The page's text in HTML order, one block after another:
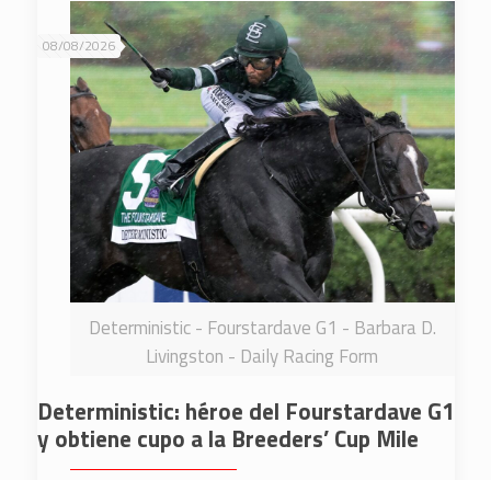
Deterministic - Fourstardave G1 - Barbara D.
Livingston - Daily Racing Form
08/08/2026
Deterministic: héroe del Fourstardave G1
y obtiene cupo a la Breeders’ Cup Mile